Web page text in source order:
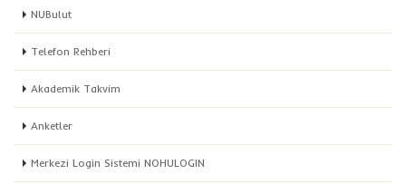
NUBulut
Telefon Rehberi
Akademik Takvim
Anketler
Merkezi Login Sistemi NOHULOGIN